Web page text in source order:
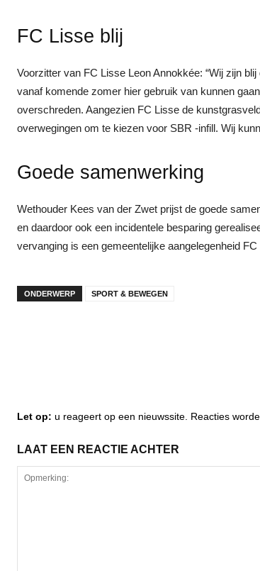
FC Lisse blij
Voorzitter van FC Lisse Leon Annokkée: “Wij zijn
vanaf komende zomer hier gebruik van kunnen
overschreden. Aangezien FC Lisse de
overwegingen om te kiezen voor SBR -infill. Wij
Goede samenwerking
Wethouder Kees van der Zwet prijst de goede
en daardoor ook een incidentele besparing
vervanging is een gemeentelijke aangelegenheid
ONDERWERP SPORT & BEWEGEN
Let op: u reageert op een nieuwssite. Reacties
LAAT EEN REACTIE ACHTER